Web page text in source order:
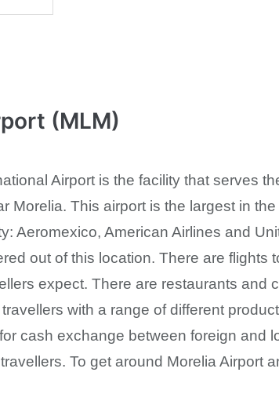
(MLM)
Airport is the facility that serves
Morelia. This airport is the largest in
Aeromexico, American Airlines and
out of this location. There are
expect. There are restaurants and
with a range of different
cash exchange between foreign and
To get around Morelia Airport